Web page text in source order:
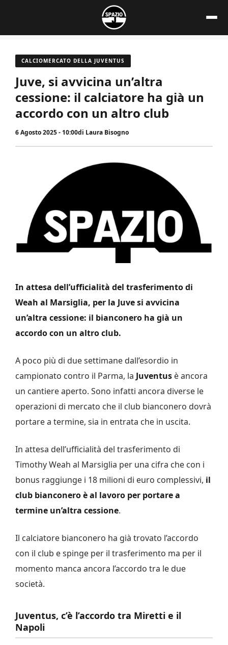
contenuto
CALCIOMERCATO DELLA JUVENTUS
Juve, si avvicina un’altra
cessione: il calciatore ha già un
accordo con un altro club
6 Agosto 2025 - 10:00di Laura Bisogno
In attesa dell’ufficialità del trasferimento di
Weah al Marsiglia, per la Juve si avvicina
un’altra cessione: il bianconero ha già un
accordo con un altro club.
A poco più di due settimane dall’esordio in
campionato contro il Parma, la Juventus è ancora
un cantiere aperto. Sono infatti ancora diverse le
operazioni di mercato che il club bianconero dovrà
portare a termine, sia in entrata che in uscita.
In attesa dell’ufficialità del trasferimento di
Timothy Weah al Marsiglia per una cifra che con i
bonus raggiunge i 18 milioni di euro complessivi, il
club bianconero è al lavoro per portare a
termine un’altra cessione.
Il calciatore bianconero ha già trovato l’accordo
con il club e spinge per il trasferimento ma per il
momento manca ancora l’accordo tra le due
società.
Juventus, c’è l’accordo tra Miretti e il
Napoli